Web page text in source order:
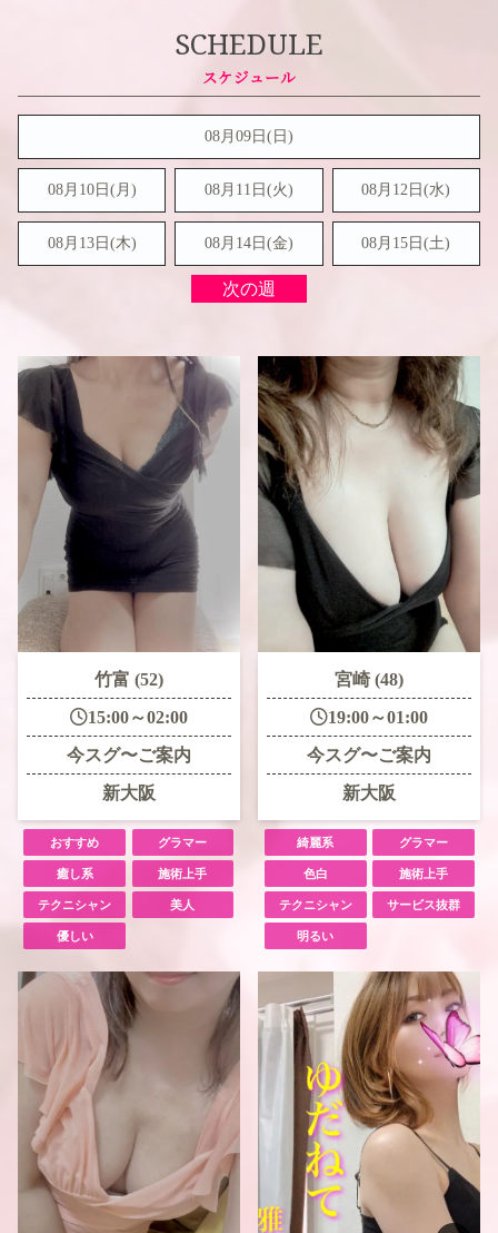
SCHEDULE
08月09日( 日 )
08月10日(月) 08月11日(火) 08月12日(水)
08月13日(木) 08月14日(金) 08月15日(土)
次の週
竹富 (52)
15:00～02:00
今スグ〜ご案内
新大阪
おすすめ グラマー
癒し系 施術上手
テクニシャン 美人
優しい
宮崎 (48)
19:00～01:00
今スグ〜ご案内
新大阪
綺麗系 グラマー
色白 施術上手
テクニシャン サービス抜群
明るい